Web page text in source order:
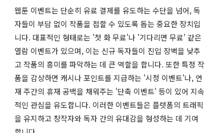
웹툰 이벤트는 단순히 유료 결제를 유도하는 수단을 넘어, 독
자들이 부담 없이 작품을 접할 수 있도록 돕는 중요한 장치입
니다. 대표적인 형태로는 '첫 화 무료'나 '기다리면 무료' 같은
열람 이벤트가 있으며, 이는 신규 독자들이 진입 장벽을 낮추
고 작품의 흥미를 파악하는 데 큰 역할을 합니다. 또한 특정 작
품을 감상하면 캐시나 포인트를 지급하는 '시청 이벤트'나, 연
재 주간의 휴재 공백을 채워주는 '단축 이벤트' 등이 있어 지속
적인 관심을 유도합니다. 이러한 이벤트들은 플랫폼의 트래픽
을 유지하고 창작자와 독자 간의 유대감을 형성하는 데 기여